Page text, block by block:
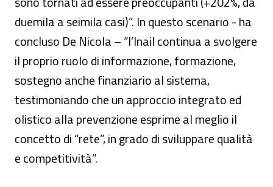
duemila a seimila casi)”. In questo scenario - ha
concluso De Nicola – “l’Inail continua a svolgere
il proprio ruolo di informazione, formazione,
sostegno anche finanziario al sistema,
testimoniando che un approccio integrato ed
olistico alla prevenzione esprime al meglio il
concetto di “rete”, in grado di sviluppare qualità
e competitività”.